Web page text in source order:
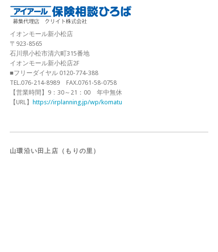
イオンモール新小松店
〒923-8565
石川県小松市清六町315番地
イオンモール新小松店2F
■フリーダイヤル 0120-774-388
TEL.076-214-8989 FAX.0761-58-0758
【営業時間】9：30～21：00 年中無休
【URL】
https://irplanning.jp/wp/komatu
山環沿い田上店（もりの里）